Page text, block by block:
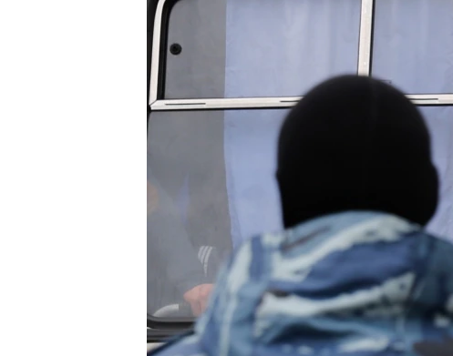
ЫҢГАЙСЫЗ СУРООЛОР